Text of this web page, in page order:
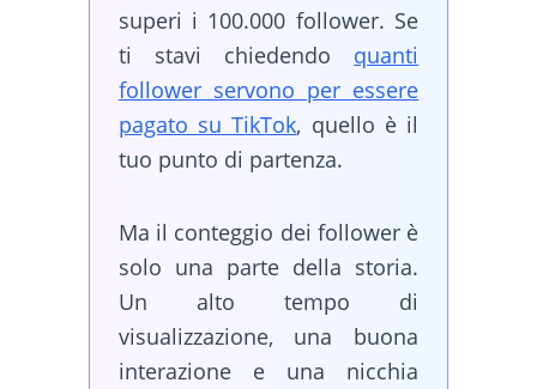
superi i 100.000 follower. Se
ti stavi chiedendo quanti
follower servono per essere
pagato su TikTok, quello è il
tuo punto di partenza.
Ma il conteggio dei follower è
solo una parte della storia.
Un alto tempo di
visualizzazione, una buona
interazione e una nicchia